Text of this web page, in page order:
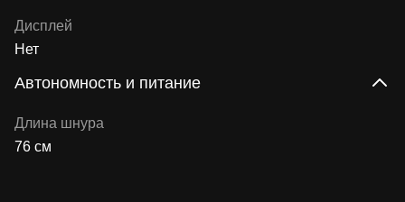
Дисплей
Нет
Автономность и питание
Длина шнура
76 см